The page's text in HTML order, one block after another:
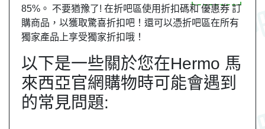
85%。 不要猶豫了! 在折吧區使用折扣碼和 優惠券 訂
購商品，以獲取驚喜折扣吧！還可以憑折吧區在所有
獨家產品上享受獨家折扣哦！
以下是一些關於您在Hermo 馬
來西亞官網購物時可能會遇到
的常見問題: